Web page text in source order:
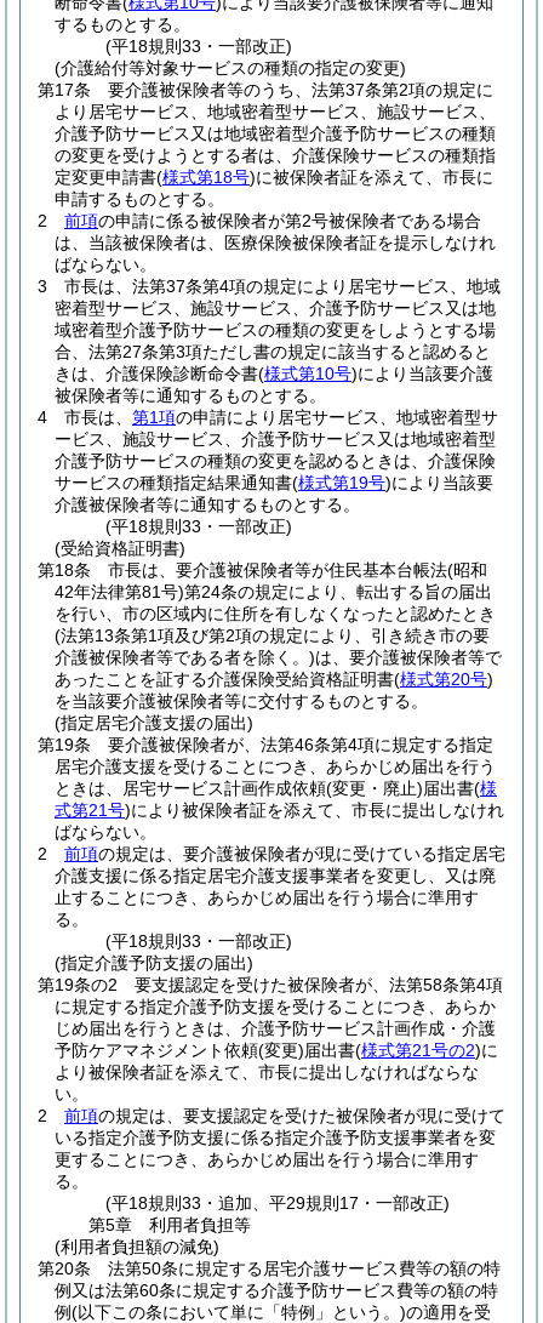
するものとする。
(平18規則33・一部改正)
(介護給付等対象サービスの種類の指定の変更)
第17条
要介護被保険者等のうち、法第37条第2項の規定に
より居宅サービス、地域密着型サービス、施設サービス、
介護予防サービス又は地域密着型介護予防サービスの種類
の変更を受けようとする者は、介護保険サービスの種類指
定変更申請書(様式第18号)に被保険者証を添えて、市長に
申請するものとする。
2
前項の申請に係る被保険者が第2号被保険者である場合
は、当該被保険者は、医療保険被保険者証を提示しなけれ
ばならない。
3
市長は、法第37条第4項の規定により居宅サービス、地域
密着型サービス、施設サービス、介護予防サービス又は地
域密着型介護予防サービスの種類の変更をしようとする場
合、法第27条第3項ただし書の規定に該当すると認めると
きは、介護保険診断命令書(様式第10号)により当該要介護
被保険者等に通知するものとする。
4
市長は、 第1項の申請により居宅サービス、地域密着型サ
ービス、施設サービス、介護予防サービス又は地域密着型
介護予防サービスの種類の変更を認めるときは、介護保険
サービスの種類指定結果通知書(様式第19号)により当該要
介護被保険者等に通知するものとする。
(平18規則33・一部改正)
(受給資格証明書)
第18条
市長は、要介護被保険者等が住民基本台帳法(昭和
42年法律第81号)第24条の規定により、転出する旨の届出
を行い、市の区域内に住所を有しなくなったと認めたとき
(法第13条第1項及び第2項の規定により、引き続き市の要
介護被保険者等である者を除く。)は、要介護被保険者等で
あったことを証する介護保険受給資格証明書(様式第20号)
を当該要介護被保険者等に交付するものとする。
(指定居宅介護支援の届出)
第19条
要介護被保険者が、法第46条第4項に規定する指定
居宅介護支援を受けることにつき、あらかじめ届出を行う
ときは、居宅サービス計画作成依頼(変更・廃止)届出書(様
式第21号)により被保険者証を添えて、市長に提出しなけれ
ばならない。
2
前項の規定は、要介護被保険者が現に受けている指定居宅
介護支援に係る指定居宅介護支援事業者を変更し、又は廃
止することにつき、あらかじめ届出を行う場合に準用す
る。
(平18規則33・一部改正)
(指定介護予防支援の届出)
第19条の2
要支援認定を受けた被保険者が、法第58条第4項
に規定する指定介護予防支援を受けることにつき、あらか
じめ届出を行うときは、介護予防サービス計画作成・介護
予防ケアマネジメント依頼(変更)届出書(様式第21号の2)に
より被保険者証を添えて、市長に提出しなければならな
い。
2
前項の規定は、要支援認定を受けた被保険者が現に受けて
いる指定介護予防支援に係る指定介護予防支援事業者を変
更することにつき、あらかじめ届出を行う場合に準用す
る。
(平18規則33・追加、平29規則17・一部改正)
第5章
利用者負担等
(利用者負担額の減免)
第20条
法第50条に規定する居宅介護サービス費等の額の特
例又は法第60条に規定する介護予防サービス費等の額の特
例(以下この条において単に「特例」という。)の適用を受